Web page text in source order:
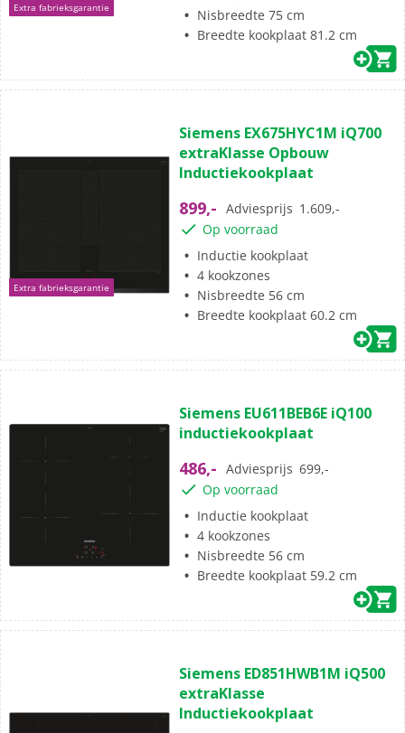
Extra fabrieksgarantie
Nisbreedte 75 cm
Breedte kookplaat 81.2 cm
Extra fabrieksgarantie
Siemens EX675HYC1M iQ700
extraKlasse Opbouw
Inductiekookplaat
899,- Adviesprijs 1.609,-
Op voorraad
Inductie kookplaat
4 kookzones
Nisbreedte 56 cm
Breedte kookplaat 60.2 cm
Siemens EU611BEB6E iQ100
inductiekookplaat
486,- Adviesprijs 699,-
Op voorraad
Inductie kookplaat
4 kookzones
Nisbreedte 56 cm
Breedte kookplaat 59.2 cm
Siemens ED851HWB1M iQ500
extraKlasse
Inductiekookplaat